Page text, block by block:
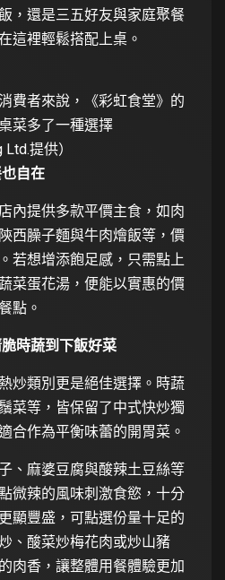
，還是三五好友與家庭聚餐
這裡輕鬆搭配上桌。
費者來說，《彩虹食堂》的
菜多了一種選擇
提供）
自在
內提供多款平價主食，如肉
西臊子麵與牛肉燴飯等，價
若想增添飽足感，只需點上
菜蛋花湯，便能以實惠的價
點。
時蔬到下飯好菜
炒類別更是絕佳選擇。時蔬
菜等，皆保留了中式快炒獨
合作為平衡味蕾的開胃菜。
、麻婆豆腐與酸辣土豆絲等
微辣的風味刺激食慾，十分
顯豐盛，可點選份量十足的
、酸菜炒梅花肉或炒山豬
肉香，讓整體用餐體驗更加